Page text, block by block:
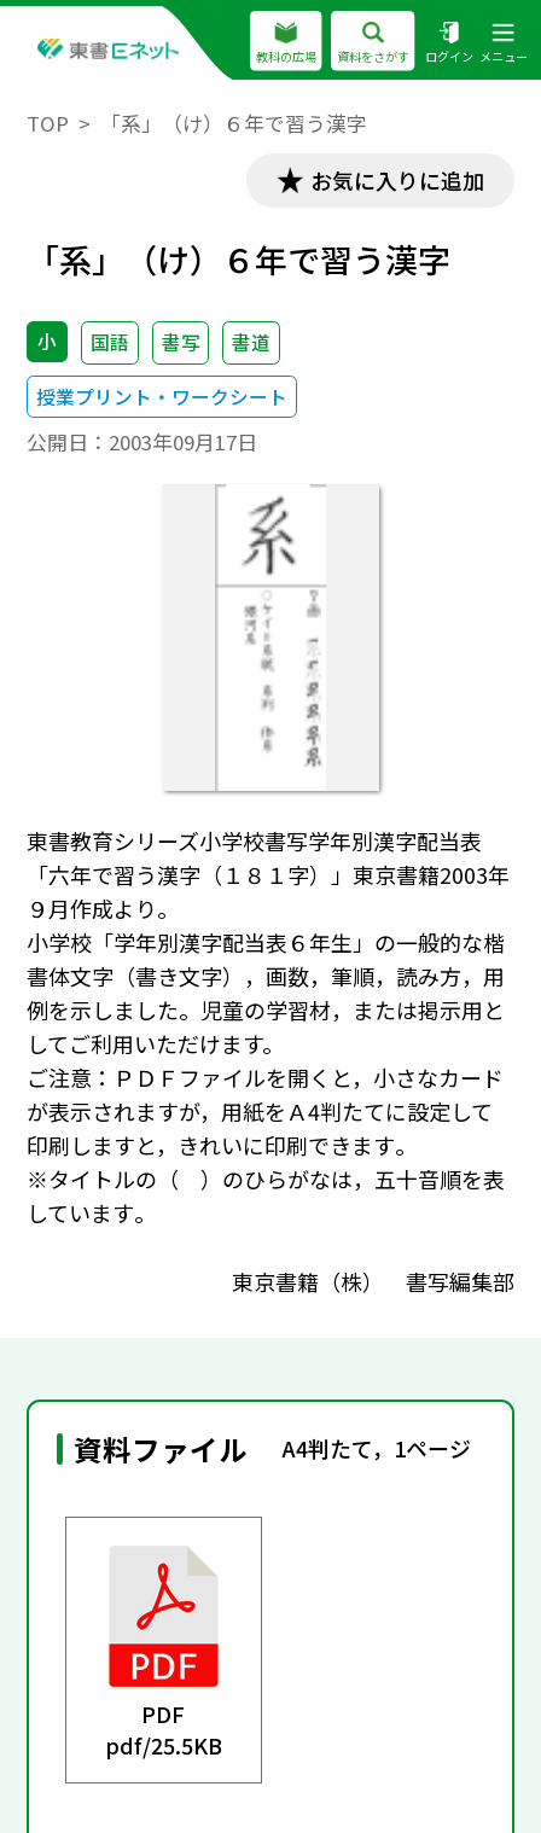
教科の広場 資料をさがす ログイン メニュー
TOP 「系」（け）６年で習う漢字
お気に入りに追加
「系」（け）６年で習う漢字
小 国語 書写
書道
授業プリント・ワークシート
公開日： 2003年09月17日
東書教育シリーズ小学校書写学年別漢字配当表
「六年で習う漢字（１８１字）」東京書籍2003年
９月作成より。
小学校「学年別漢字配当表６年生」の一般的な楷
書体文字（書き文字），画数，筆順，読み方，用
例を示しました。児童の学習材，または掲示用と
してご利用いただけます。
ご注意：ＰＤＦファイルを開くと，小さなカード
が表示されますが，用紙をＡ4判たてに設定して
印刷しますと，きれいに印刷できます｡
※タイトルの（ ）のひらがなは，五十音順を表
しています｡
東京書籍（株） 書写編集部
資料ファイル A4判たて，1ページ
PDF
pdf/25.5KB